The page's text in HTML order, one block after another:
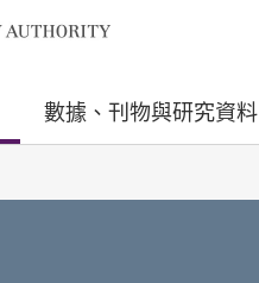
數據、刊物與研究資料